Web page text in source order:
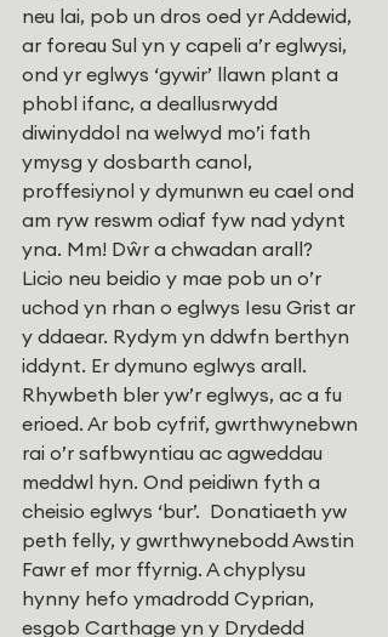
neu lai, pob un dros oed yr Addewid,
ar foreau Sul yn y capeli a’r eglwysi,
ond yr eglwys ‘gywir’ llawn plant a
phobl ifanc, a deallusrwydd
diwinyddol na welwyd mo’i fath
ymysg y dosbarth canol,
proffesiynol y dymunwn eu cael ond
am ryw reswm odiaf fyw nad ydynt
yna. Mm! Dŵr a chwadan arall?
Licio neu beidio y mae pob un o’r
uchod yn rhan o eglwys Iesu Grist ar
y ddaear. Rydym yn ddwfn berthyn
iddynt. Er dymuno eglwys arall.
Rhywbeth bler yw’r eglwys, ac a fu
erioed. Ar bob cyfrif, gwrthwynebwn
rai o’r safbwyntiau ac agweddau
meddwl hyn. Ond peidiwn fyth a
cheisio eglwys ‘bur’.  Donatiaeth yw
peth felly, y gwrthwynebodd Awstin
Fawr ef mor ffyrnig. A chyplysu
hynny hefo ymadrodd Cyprian,
esgob Carthage yn y Drydedd